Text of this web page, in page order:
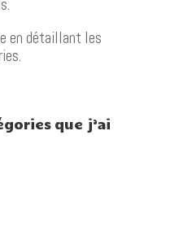
en détaillant les
que j’ai